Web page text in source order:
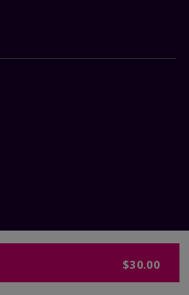
$30.00